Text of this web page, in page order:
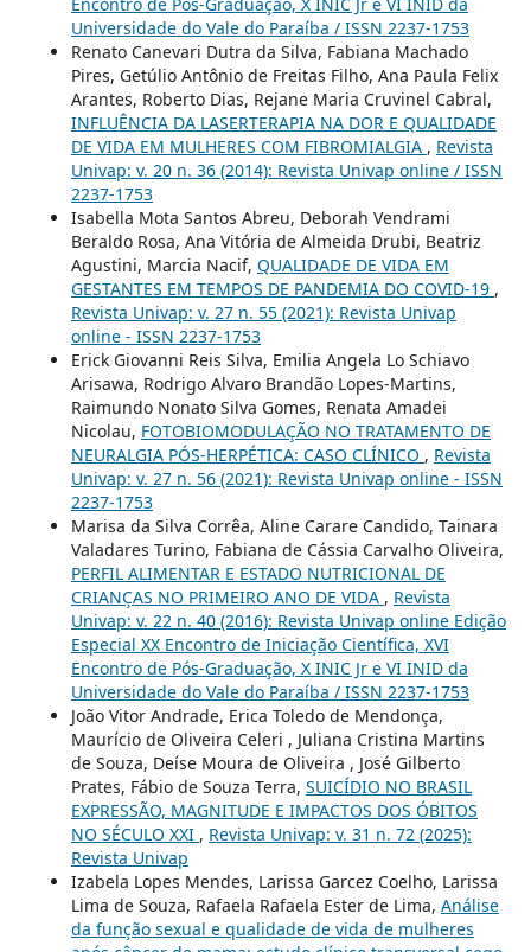
Universidade do Vale do Paraíba / ISSN 2237-1753
Renato Canevari Dutra da Silva, Fabiana Machado
Pires, Getúlio Antônio de Freitas Filho, Ana Paula Felix
Arantes, Roberto Dias, Rejane Maria Cruvinel Cabral,
INFLUÊNCIA DA LASERTERAPIA NA DOR E QUALIDADE
DE VIDA EM MULHERES COM FIBROMIALGIA , Revista
Univap: v. 20 n. 36 (2014): Revista Univap online / ISSN
2237-1753
Isabella Mota Santos Abreu, Deborah Vendrami
Beraldo Rosa, Ana Vitória de Almeida Drubi, Beatriz
Agustini, Marcia Nacif, QUALIDADE DE VIDA EM
GESTANTES EM TEMPOS DE PANDEMIA DO COVID-19 ,
Revista Univap: v. 27 n. 55 (2021): Revista Univap
online - ISSN 2237-1753
Erick Giovanni Reis Silva, Emilia Angela Lo Schiavo
Arisawa, Rodrigo Alvaro Brandão Lopes-Martins,
Raimundo Nonato Silva Gomes, Renata Amadei
Nicolau, FOTOBIOMODULAÇÃO NO TRATAMENTO DE
NEURALGIA PÓS-HERPÉTICA: CASO CLÍNICO , Revista
Univap: v. 27 n. 56 (2021): Revista Univap online - ISSN
2237-1753
Marisa da Silva Corrêa, Aline Carare Candido, Tainara
Valadares Turino, Fabiana de Cássia Carvalho Oliveira,
PERFIL ALIMENTAR E ESTADO NUTRICIONAL DE
CRIANÇAS NO PRIMEIRO ANO DE VIDA , Revista
Univap: v. 22 n. 40 (2016): Revista Univap online Edição
Especial XX Encontro de Iniciação Científica, XVI
Encontro de Pós-Graduação, X INIC Jr e VI INID da
Universidade do Vale do Paraíba / ISSN 2237-1753
João Vitor Andrade, Erica Toledo de Mendonça,
Maurício de Oliveira Celeri , Juliana Cristina Martins
de Souza, Deíse Moura de Oliveira , José Gilberto
Prates, Fábio de Souza Terra, SUICÍDIO NO BRASIL
EXPRESSÃO, MAGNITUDE E IMPACTOS DOS ÓBITOS
NO SÉCULO XXI , Revista Univap: v. 31 n. 72 (2025):
Revista Univap
Izabela Lopes Mendes, Larissa Garcez Coelho, Larissa
Lima de Souza, Rafaela Rafaela Ester de Lima, Análise
da função sexual e qualidade de vida de mulheres